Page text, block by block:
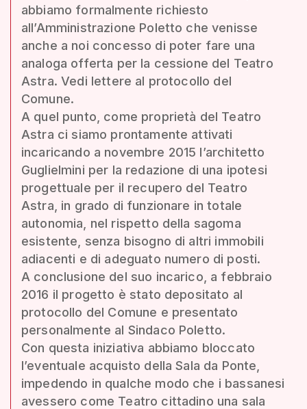
abbiamo formalmente richiesto
all’Amministrazione Poletto che venisse
anche a noi concesso di poter fare una
analoga offerta per la cessione del Teatro
Astra. Vedi lettere al protocollo del
Comune.
A quel punto, come proprietà del Teatro
Astra ci siamo prontamente attivati
incaricando a novembre 2015 l’architetto
Guglielmini per la redazione di una ipotesi
progettuale per il recupero del Teatro
Astra, in grado di funzionare in totale
autonomia, nel rispetto della sagoma
esistente, senza bisogno di altri immobili
adiacenti e di adeguato numero di posti.
A conclusione del suo incarico, a febbraio
2016 il progetto è stato depositato al
protocollo del Comune e presentato
personalmente al Sindaco Poletto.
Con questa iniziativa abbiamo bloccato
l’eventuale acquisto della Sala da Ponte,
impedendo in qualche modo che i bassanesi
avessero come Teatro cittadino una sala